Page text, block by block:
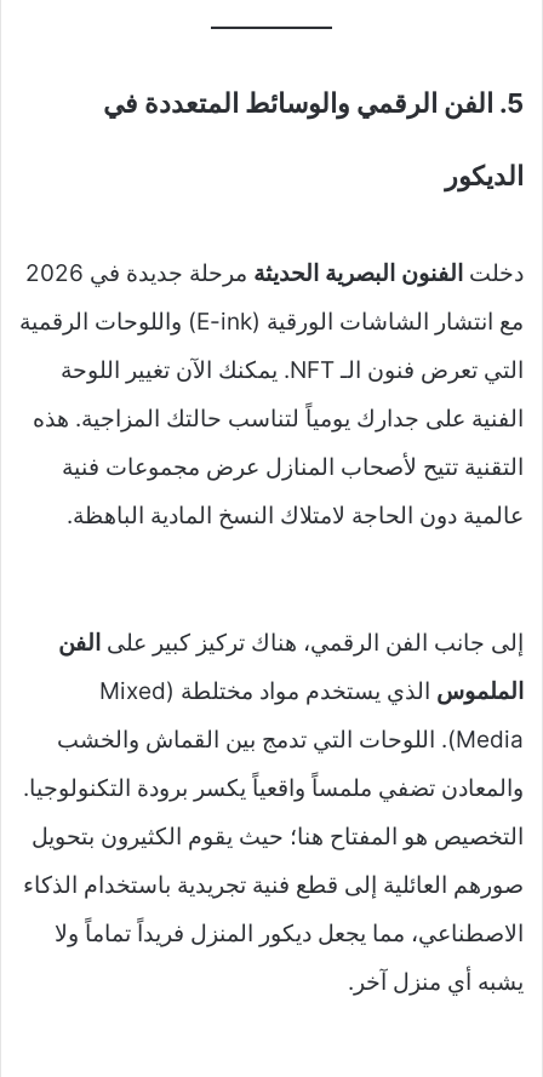
5. الفن الرقمي والوسائط المتعددة في
الديكور
دخلت الفنون البصرية الحديثة
مرحلة جديدة في 2026
مع انتشار الشاشات الورقية (E-ink) واللوحات الرقمية
التي تعرض فنون الـ NFT. يمكنك الآن تغيير اللوحة
الفنية على جدارك يومياً لتناسب حالتك المزاجية. هذه
التقنية تتيح لأصحاب المنازل عرض مجموعات فنية
عالمية دون الحاجة لامتلاك النسخ المادية الباهظة.
إلى جانب الفن الرقمي، هناك تركيز كبير على الفن
الملموس
الذي يستخدم مواد مختلطة (Mixed
Media). اللوحات التي تدمج بين القماش والخشب
والمعادن تضفي ملمساً واقعياً يكسر برودة التكنولوجيا.
التخصيص هو المفتاح هنا؛ حيث يقوم الكثيرون بتحويل
صورهم العائلية إلى قطع فنية تجريدية باستخدام الذكاء
الاصطناعي، مما يجعل ديكور المنزل فريداً تماماً ولا
يشبه أي منزل آخر.